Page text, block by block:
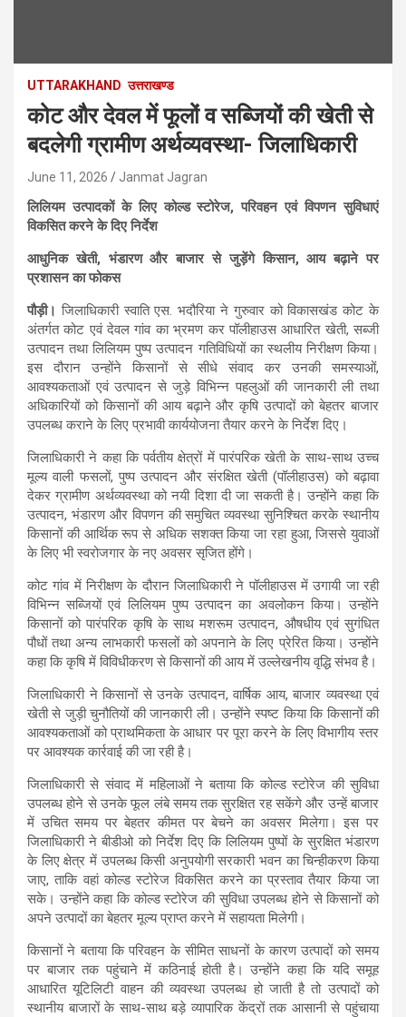
UTTARAKHAND उत्तराखण्ड
कोट और देवल में फूलों व सब्जियों की खेती से
बदलेगी ग्रामीण अर्थव्यवस्था- जिलाधिकारी
June 11, 2026 Janmat Jagran
लिलियम उत्पादकों के लिए कोल्ड स्टोरेज, परिवहन एवं विपणन सुविधाएं
विकसित करने के दिए निर्देश
आधुनिक खेती, भंडारण और बाजार से जुड़ेंगे किसान, आय बढ़ाने पर
प्रशासन का फोकस
पौड़ी।जिलाधिकारी स्वाति एस. भदौरिया ने गुरुवार को विकासखंड कोट के
अंतर्गत कोट एवं देवल गांव का भ्रमण कर पॉलीहाउस आधारित खेती, सब्जी
उत्पादन तथा लिलियम पुष्प उत्पादन गतिविधियों का स्थलीय निरीक्षण किया।
इस दौरान उन्होंने किसानों से सीधे संवाद कर उनकी समस्याओं,
आवश्यकताओं एवं उत्पादन से जुड़े विभिन्न पहलुओं की जानकारी ली तथा
अधिकारियों को किसानों की आय बढ़ाने और कृषि उत्पादों को बेहतर बाजार
उपलब्ध कराने के लिए प्रभावी कार्ययोजना तैयार करने के निर्देश दिए।
जिलाधिकारी ने कहा कि पर्वतीय क्षेत्रों में पारंपरिक खेती के साथ-साथ उच्च
मूल्य वाली फसलों, पुष्प उत्पादन और संरक्षित खेती (पॉलीहाउस) को बढ़ावा
देकर ग्रामीण अर्थव्यवस्था को नयी दिशा दी जा सकती है। उन्होंने कहा कि
उत्पादन, भंडारण और विपणन की समुचित व्यवस्था सुनिश्चित करके स्थानीय
किसानों की आर्थिक रूप से अधिक सशक्त किया जा रहा हुआ, जिससे युवाओं
के लिए भी स्वरोजगार के नए अवसर सृजित होंगे।
कोट गांव में निरीक्षण के दौरान जिलाधिकारी ने पॉलीहाउस में उगायी जा रही
विभिन्न सब्जियों एवं लिलियम पुष्प उत्पादन का अवलोकन किया। उन्होंने
किसानों को पारंपरिक कृषि के साथ मशरूम उत्पादन, औषधीय एवं सुगंधित
पौधों तथा अन्य लाभकारी फसलों को अपनाने के लिए प्रेरित किया। उन्होंने
कहा कि कृषि में विविधीकरण से किसानों की आय में उल्लेखनीय वृद्धि संभव है।
जिलाधिकारी ने किसानों से उनके उत्पादन, वार्षिक आय, बाजार व्यवस्था एवं
खेती से जुड़ी चुनौतियों की जानकारी ली। उन्होंने स्पष्ट किया कि किसानों की
आवश्यकताओं को प्राथमिकता के आधार पर पूरा करने के लिए विभागीय स्तर
पर आवश्यक कार्रवाई की जा रही है।
जिलाधिकारी से संवाद में महिलाओं ने बताया कि कोल्ड स्टोरेज की सुविधा
उपलब्ध होने से उनके फूल लंबे समय तक सुरक्षित रह सकेंगे और उन्हें बाजार
में उचित समय पर बेहतर कीमत पर बेचने का अवसर मिलेगा। इस पर
जिलाधिकारी ने बीडीओ को निर्देश दिए कि लिलियम पुष्पों के सुरक्षित भंडारण
के लिए क्षेत्र में उपलब्ध किसी अनुपयोगी सरकारी भवन का चिन्हीकरण किया
जाए, ताकि वहां कोल्ड स्टोरेज विकसित करने का प्रस्ताव तैयार किया जा
सके। उन्होंने कहा कि कोल्ड स्टोरेज की सुविधा उपलब्ध होने से किसानों को
अपने उत्पादों का बेहतर मूल्य प्राप्त करने में सहायता मिलेगी।
किसानों ने बताया कि परिवहन के सीमित साधनों के कारण उत्पादों को समय
पर बाजार तक पहुंचाने में कठिनाई होती है। उन्होंने कहा कि यदि समूह
आधारित यूटिलिटी वाहन की व्यवस्था उपलब्ध हो जाती है तो उत्पादों को
स्थानीय बाजारों के साथ-साथ बड़े व्यापारिक केंद्रों तक आसानी से पहुंचाया